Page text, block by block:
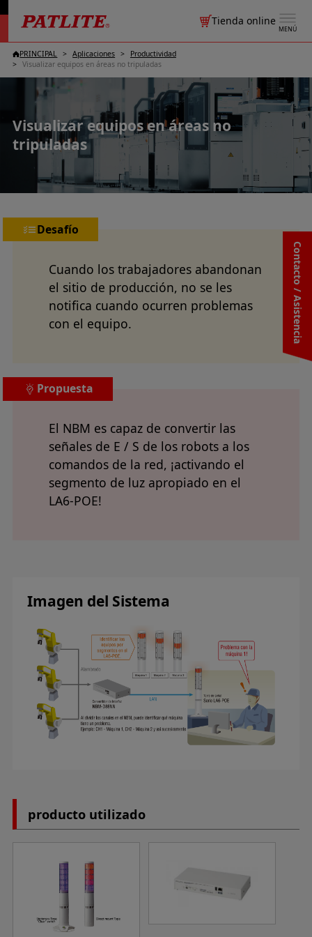
MENÚ
Tienda online
Contacto / Asistencia
PRINCIPAL Aplicaciones
Productividad
Visualizar equipos en áreas no tripuladas
Visualizar equipos en áreas no
tripuladas
Desafío
Cuando los trabajadores abandonan
el sitio de producción, no se les
notifica cuando ocurren problemas
con el equipo.
Propuesta
El NBM es capaz de convertir las
señales de E / S de los robots a los
comandos de la red, ¡activando el
segmento de luz apropiado en el
LA6-POE!
Imagen del Sistema
producto utilizado